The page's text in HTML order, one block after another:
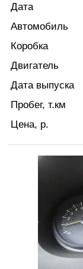
Дата
Автомобиль
Коробка
Двигатель
Дата выпуска
Пробег, т.км
Цена, р.